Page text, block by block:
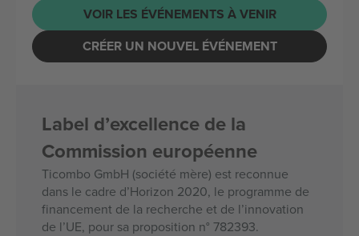
VOIR LES ÉVÉNEMENTS À VENIR
CRÉER UN NOUVEL ÉVÉNEMENT
Label d’excellence de la
Commission européenne
Ticombo GmbH (société mère) est reconnue
dans le cadre d’Horizon 2020, le programme de
financement de la recherche et de l’innovation
de l’UE, pour sa proposition n° 782393.